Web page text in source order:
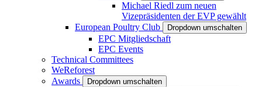
Michael Riedl zum neuen
Vizepräsidenten der EVP gewählt
European Poultry Club
Dropdown umschalten
EPC Mitgliedschaft
EPC Events
Technical Committees
WeReforest
Awards
Dropdown umschalten